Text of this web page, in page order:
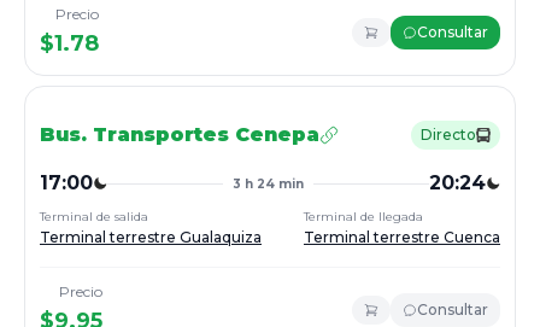
Precio
$1.78 Consultar
Bus. Transportes Cenepa Directo
17:00 3 h 24 min 20:24
Terminal de salida
Terminal terrestre Gualaquiza
Terminal de llegada
Terminal terrestre Cuenca
Precio
$9.95 Consultar